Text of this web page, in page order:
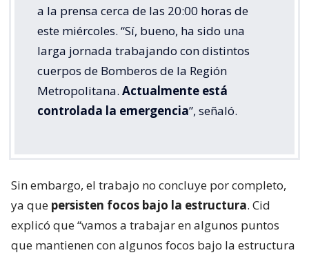
a la prensa cerca de las 20:00 horas de
este miércoles. “Sí, bueno, ha sido una
larga jornada trabajando con distintos
cuerpos de Bomberos de la Región
Metropolitana. Actualmente está
controlada la emergencia”, señaló.
Sin embargo, el trabajo no concluye por completo,
ya que persisten focos bajo la estructura. Cid
explicó que “vamos a trabajar en algunos puntos
que mantienen con algunos focos bajo la estructura